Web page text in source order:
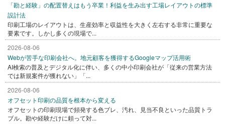
「勘と経験」の配置替えはもう卒業！利益を生み出す工場レイアウトの標準
設計法
印刷工場のレイアウトは、生産効率と収益性を大きく左右する非常に重要な
要素です。しかし多くの現場で...
2026-08-06
Webが苦手な印刷会社へ。地元顧客を獲得するGoogleマップ活用術
AI検索の普及とデジタル化に伴い、多くの中小印刷会社が「従来の営業方法
では新規案件が獲れない」「...
2026-08-06
オフセット印刷の品質を根本から変える
オフセットの印刷現場で頻発する色ブレ、汚れ、見当不良といった品質トラ
ブル。勘や経験だけに頼って対...